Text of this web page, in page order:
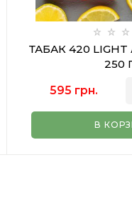
ТАБАК 420
250
595 грн.
В